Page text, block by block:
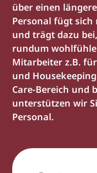
über einen
Personal fügt
und trägt dazu
rundum
Mitarbeiter z.B.
und
Care-Bereich und
unterstützen wir
Personal.